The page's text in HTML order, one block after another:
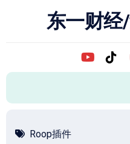
东一财经
Roop插件